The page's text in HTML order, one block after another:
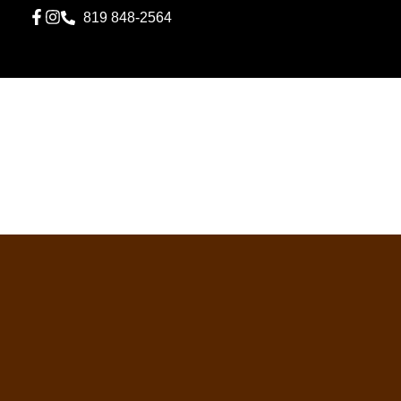
819 848-2564